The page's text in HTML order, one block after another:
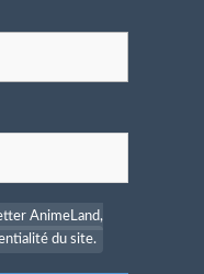
:Surprises vidéos,
Sirius amarrée
et Wilson, face
AnimeLand,
du site.